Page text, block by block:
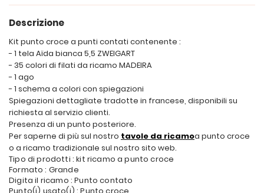
Descrizione
Kit punto croce a punti contati contenente :
- 1 tela Aïda bianca 5,5 ZWEIGART
- 35 colori di filati da ricamo MADEIRA
- 1 ago
- 1 schema a colori con spiegazioni
Spiegazioni dettagliate tradotte in francese, disponibili su
richiesta al servizio clienti.
Presenza di un punto posteriore.
Per saperne di più sul nostro tavole da ricamoa punto croce
o a ricamo tradizionale sul nostro sito web.
Tipo di prodotti : kit ricamo a punto croce
Formato : Grande
Digita il ricamo : Punto contato